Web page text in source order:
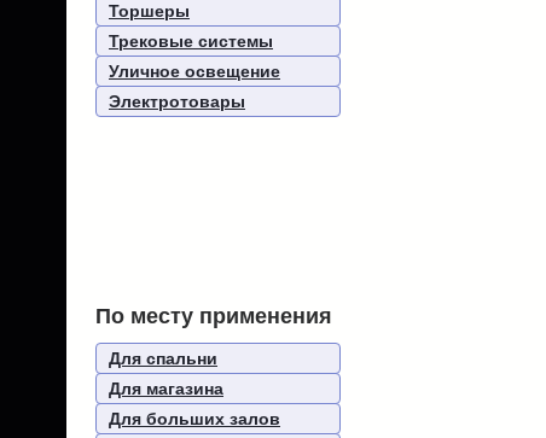
Торшеры
Трековые системы
Уличное освещение
Электротовары
По месту применения
Для спальни
Для магазина
Для больших залов